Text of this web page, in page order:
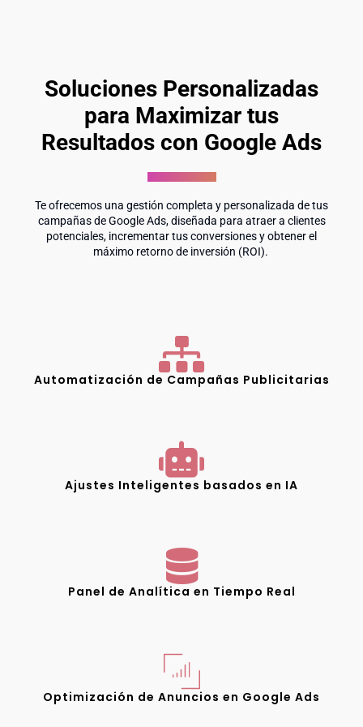
Soluciones Personalizadas
para Maximizar tus
Resultados con Google Ads
Te ofrecemos una gestión completa y personalizada de tus
campañas de Google Ads, diseñada para atraer a clientes
potenciales, incrementar tus conversiones y obtener el
máximo retorno de inversión (ROI).
Automatización de Campañas Publicitarias
Ajustes Inteligentes basados en IA
Panel de Analítica en Tiempo Real
Optimización de Anuncios en Google Ads